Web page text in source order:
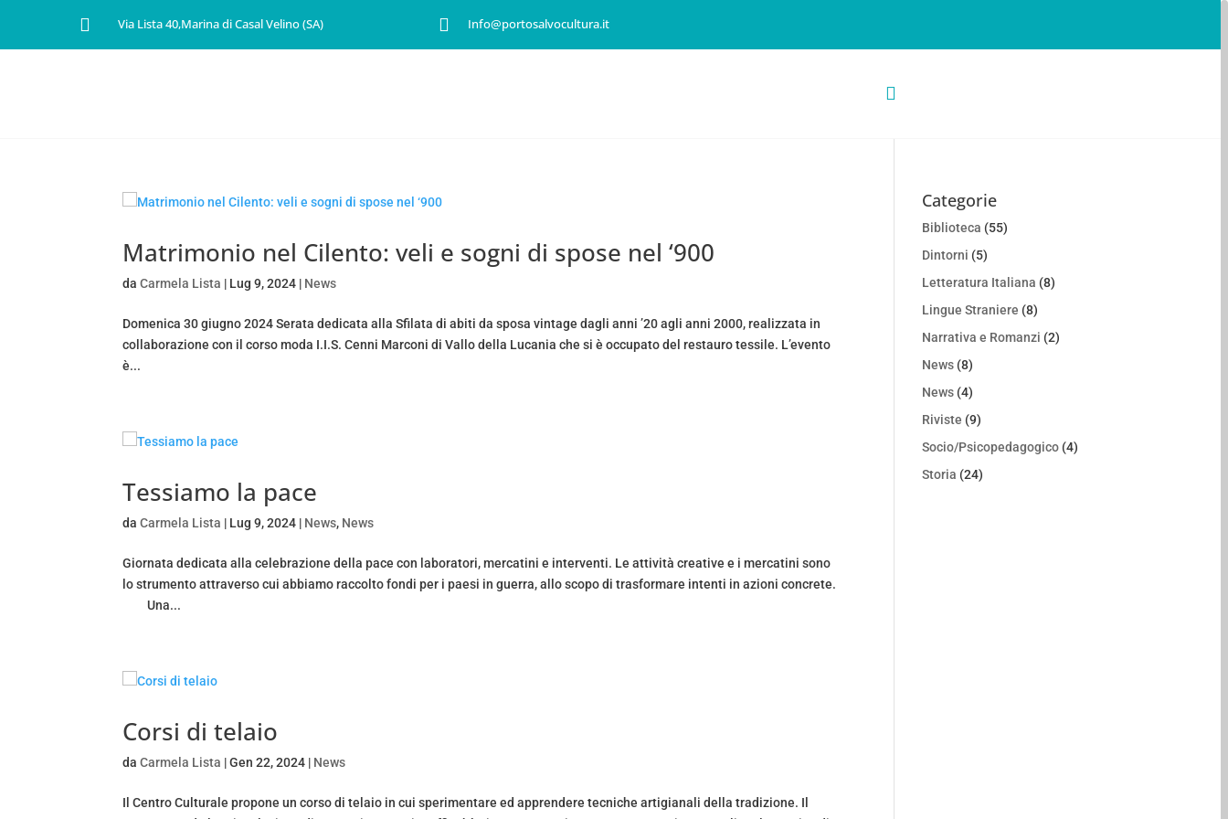
 Via Lista 40,Marina di Casal Velino (SA)  Info@portosalvocultura.it

Matrimonio nel Cilento: veli e sogni di spose nel ‘900
da Carmela Lista | Lug 9, 2024| News
Domenica 30 giugno 2024 Serata dedicata alla Sfilata di abiti da sposa vintage dagli anni ’20 agli anni 2000, realizzata in
collaborazione con il corso moda I.I.S. Cenni Marconi di Vallo della Lucania che si è occupato del restauro tessile. L’evento
è...
Tessiamo la pace
da Carmela Lista | Lug 9, 2024| News, News
Giornata dedicata alla celebrazione della pace con laboratori, mercatini e interventi. Le attività creative e i mercatini sono
lo strumento attraverso cui abbiamo raccolto fondi per i paesi in guerra, allo scopo di trasformare intenti in azioni concrete.
Una...
Corsi di telaio
da Carmela Lista |Gen 22, 2024| News
Il Centro Culturale propone un corso di telaio in cui sperimentare ed apprendere tecniche artigianali della tradizione. Il
Categorie
Biblioteca (55)
Dintorni (5)
Letteratura Italiana (8)
Lingue Straniere (8)
Narrativa e Romanzi (2)
News (8)
News (4)
Riviste (9)
Socio/Psicopedagogico (4)
Storia (24)